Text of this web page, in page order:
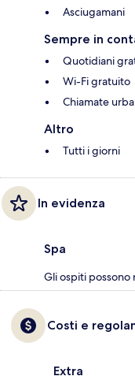
Asciugamani
Sempre in
Quotidiani
Wi-Fi gratuito
Chiamate
Altro
Tutti i giorni
In evidenza
Spa
Gli ospiti possono
Costi e
Extra